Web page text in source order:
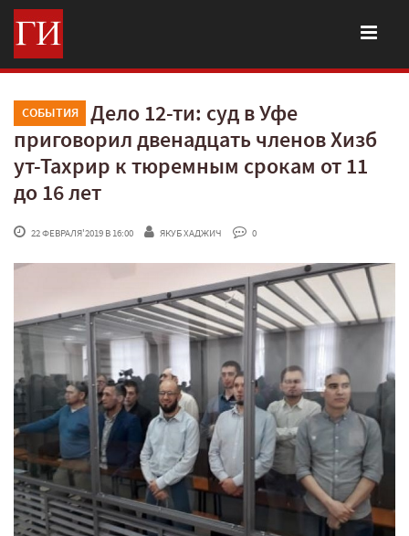
СОБЫТИЯ
Дело 12-ти: суд в Уфе
приговорил двенадцать членов Хизб
ут-Тахрир к тюремным срокам от 11
до 16 лет
22 ФЕВРАЛЯ'2019 В 16:00 ЯКУБ ХАДЖИЧ 0